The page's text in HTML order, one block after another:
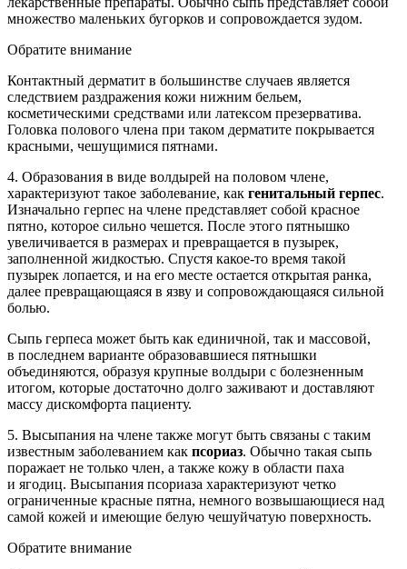
множество маленьких бугорков и сопровождается зудом.
Обратите внимание
Контактный дерматит в большинстве случаев является
следствием раздражения кожи нижним бельем,
косметическими средствами или латексом презерватива.
Головка полового члена при таком дерматите покрывается
красными, чешущимися пятнами.
4. Образования в виде волдырей на половом члене,
характеризуют такое заболевание, как генитальный герпес.
Изначально герпес на члене представляет собой красное
пятно, которое сильно чешется. После этого пятнышко
увеличивается в размерах и превращается в пузырек,
заполненной жидкостью. Спустя какое-то время такой
пузырек лопается, и на его месте остается открытая ранка,
далее превращающаяся в язву и сопровождающаяся сильной
болью.
Сыпь герпеса может быть как единичной, так и массовой,
в последнем варианте образовавшиеся пятнышки
объединяются, образуя крупные волдыри с болезненным
итогом, которые достаточно долго заживают и доставляют
массу дискомфорта пациенту.
5. Высыпания на члене также могут быть связаны с таким
известным заболеванием как псориаз. Обычно такая сыпь
поражает не только член, а также кожу в области паха
и ягодиц. Высыпания псориаза характеризуют четко
ограниченные красные пятна, немного возвышающиеся над
самой кожей и имеющие белую чешуйчатую поверхность.
Обратите внимание